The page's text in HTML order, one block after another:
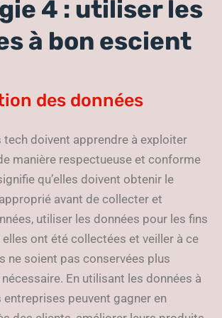
4 : utiliser les
à bon escient
des données
tech doivent apprendre à exploiter
manière respectueuse et conforme
qu’elles doivent obtenir le
avant de collecter et
utiliser les données pour les fins
ont été collectées et veiller à ce
ne soient pas conservées plus
En utilisant les données à
entreprises peuvent gagner en